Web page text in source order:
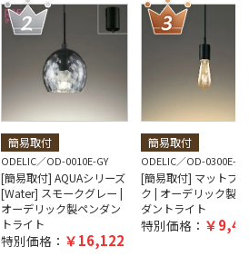
簡易取付
ODELIC OD-0010E-GY
[簡易取付] AQUAシリーズ
[Water] スモークグレー |
オーデリック製ペンダン
トライト
特別価格： 16,122
簡易取付
ODELIC OD-0300E-BK
[簡易取付] マットブ
ク | オーデリック製
ダントライト
特別価格：